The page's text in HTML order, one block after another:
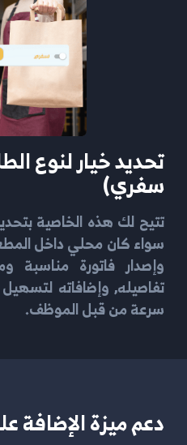
تحديد خيار لنوع
سفري)
تتيح لك هذه الخاصية
سواء كان محلي داخل
وإصدار فاتورة
تفاصيله, وإضافاته
سرعة من قبل الموظف.
دعم ميزة الإضافة